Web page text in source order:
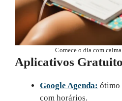
Comece o dia com
Aplicativos
Google Agenda: ótimo
com horários.